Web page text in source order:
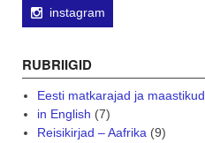
instagram
RUBRIIGID
Eesti matkarajad ja maastikud
in English (7)
Reisikirjad – Aafrika(9)